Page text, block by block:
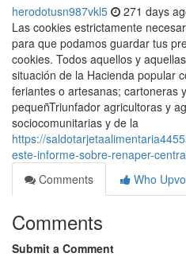
herodotusn987vkl5 271 days
Las cookies estrictamente
para que podamos guardar tus
cookies. Todos aquellos y
situación de la Hacienda popular
feriantes o artesanas; cartoneras
pequeñTriunfador agricultoras y
sociocomunitarias y de la
https://
este-informe-sobre-renaper-
Comments
Who
Comments
Submit a Comment